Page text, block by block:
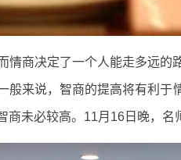
情商决定了一个人能走多远
般来说，智商的提高将有利
商未必较高。11月16日晚，